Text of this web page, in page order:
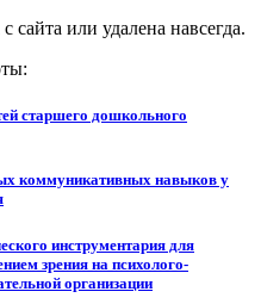
сайта или удалена навсегда.
старшего дошкольного
коммуникативных навыков у
инструментария для
зрения на психолого-
организации